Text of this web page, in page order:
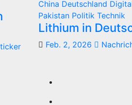
China Deutschland
Pakistan Politik Technik
Lithium in
Feb. 2, 2026